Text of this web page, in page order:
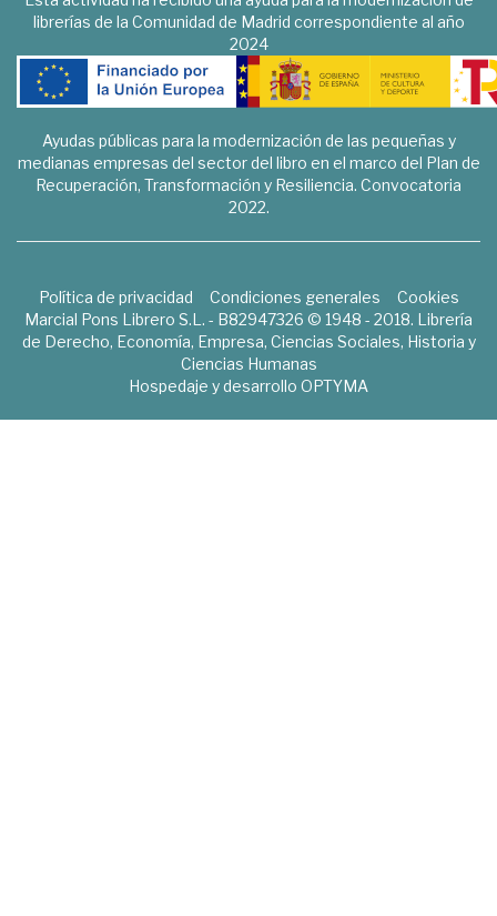
librerías de la Comunidad de Madrid correspondiente al año
2024
Ayudas públicas para la modernización de las pequeñas y
medianas empresas del sector del libro en el marco del Plan de
Recuperación, Transformación y Resiliencia. Convocatoria
2022.
Política de privacidad Condiciones generales
Cookies
Marcial Pons Librero S.L. - B82947326 © 1948 - 2018. Librería
de Derecho, Economía, Empresa, Ciencias Sociales, Historia y
Ciencias Humanas
Hospedaje y desarrollo OPTYMA